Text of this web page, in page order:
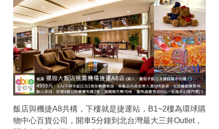
飯店與機捷A8共構，下樓就是捷運站，B1~2樓為環球購
物中心百貨公司，開車5分鐘到北台灣最大三井Outlet，